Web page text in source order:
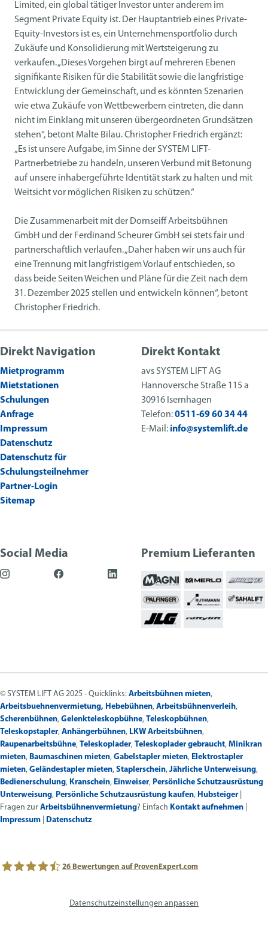
Limited, ein global tätiger Investor unter anderem im
Segment Private Equity ist. Der Hauptantrieb eines Private-
Equity-Investors ist es, ein Unternehmensportfolio durch
Zukäufe und Konsolidierung mit Wertsteigerung zu
verkaufen. „Dieses Vorgehen birgt auf mehreren Ebenen
signifikante Risiken für die Stabilität sowie die langfristige
Entwicklung der Gemeinschaft, und es könnten Szenarien
wie etwa Zukäufe von Wettbewerbern eintreten, die dann
nicht im Einklang mit unseren übergeordneten Grundsätzen
stehen“, betont Malte Bilau. Christopher Friedrich ergänzt:
„Es ist unsere Aufgabe, im Sinne der SYSTEM LIFT-
Partnerbetriebe zu handeln, unseren Verbund mit Betonung
auf unsere inhabergeführte Identität stark zu halten und mit
Weitsicht vor möglichen Risiken zu schützen.“
Die Zusammenarbeit mit der Dornseiff Arbeitsbühnen
GmbH und der Ferdinand Scheurer GmbH sei stets fair und
partnerschaftlich verlaufen. „Daher haben wir uns auch für
eine Trennung mit langfristigem Vorlauf entschieden, so
dass beide Seiten Weichen und Pläne für die Zeit nach dem
31. Dezember 2025 stellen und entwickeln können“, betont
Christopher Friedrich.
Direkt Navigation
Mietprogramm
Mietstationen
Schulungen
Anfrage
Impressum
Datenschutz
Datenschutz für
Schulungsteilnehmer
Partner-Login
Sitemap
Direkt Kontakt
avs SYSTEM LIFT AG
Hannoversche Straße 115 a
30916 Isernhagen
Telefon:0511-69 60 34 44
E-Mail: info@systemlift.de
Social Media Premium Lieferanten
© SYSTEM LIFT AG 2025 - Quicklinks: Arbeitsbühnen mieten,
Arbeitsbuehnenvermietung, Hebebühnen, Arbeitsbühnenverleih,
Scherenbühnen, Gelenkteleskopbühne, Teleskopbühnen,
Teleskopstapler, Anhängerbühnen, LKW Arbeitsbühnen,
Raupenarbeitsbühne, Teleskoplader, Teleskoplader gebraucht, Minikran
mieten, Baumaschinen mieten, Gabelstapler mieten, Elektrostapler
mieten, Geländestapler mieten, Staplerschein, Jährliche Unterweisung,
Bedienerschulung, Kranschein, Einweiser, Persönliche Schutzausrüstung
Unterweisung, Persönliche Schutzausrüstung kaufen, Hubsteiger
Fragen zur Arbeitsbühnenvermietung? Einfach Kontakt aufnehmen
Impressum
Datenschutz
avs SYSTEM LIFT AG
26 Bewertungen auf ProvenExpert.com
Datenschutzeinstellungen anpassen